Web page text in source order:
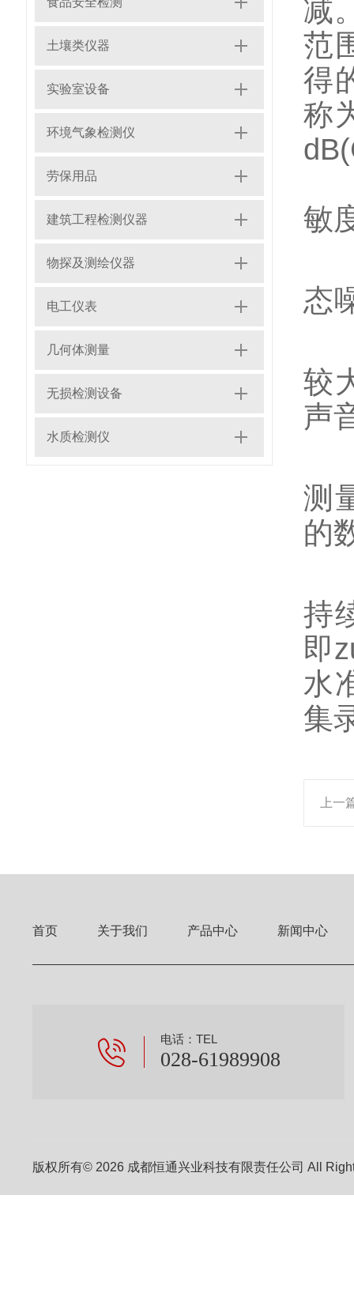
土壤类仪器
实验室设备
环境气象检测仪
劳保用品
建筑工程检测仪器
物探及测绘仪器
电工仪表
几何体测量
无损检测设备
水质检测仪
减
范
得
称
敏
态
较
声
测
的
持
即
水
集
上一
首页 关于我们 产品中心 新闻中心
电话：TEL
028-61989908
版权所有© 2026 成都恒通兴业科技有限责任公司 All